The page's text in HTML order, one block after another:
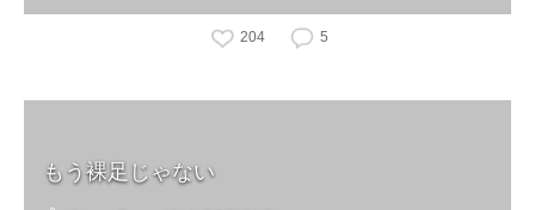
204 5
もう裸足じゃない